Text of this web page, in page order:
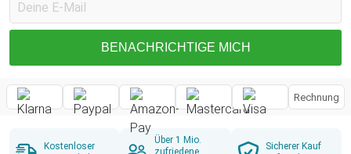
BENACHRICHTIGE MICH
Rechnung
Kostenloser
Über 1 Mio.
zufriedene
Sicherer Kauf